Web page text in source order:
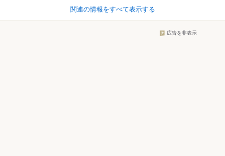
関連の情報をすべて表示する
広告を非表示